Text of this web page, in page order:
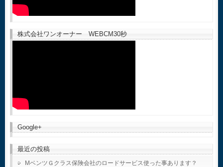
株式会社ワンオーナー WEBCM30秒
Google+
最近の投稿
MベンツＧクラス保険会社のロードサービス使った事あります？